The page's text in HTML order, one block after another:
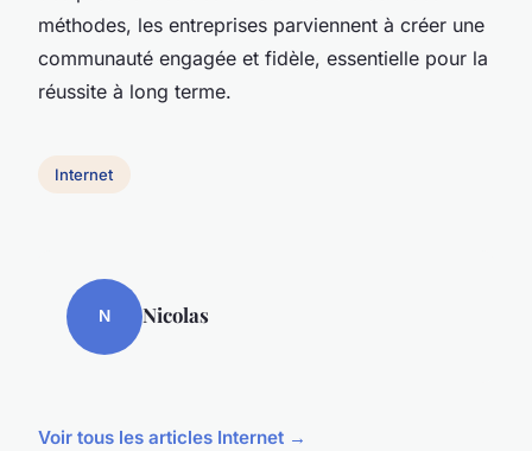
méthodes, les entreprises parviennent à créer une
communauté engagée et fidèle, essentielle pour la
réussite à long terme.
Internet
N Nicolas
Voir tous les articles Internet →